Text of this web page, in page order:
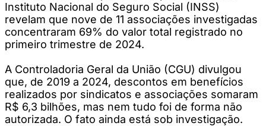
Instituto Nacional do Seguro Social (INSS)
revelam que nove de 11 associações investigadas
concentraram 69% do valor total registrado no
primeiro trimestre de 2024.
A Controladoria Geral da União (CGU) divulgou
que, de 2019 a 2024, descontos em benefícios
realizados por sindicatos e associações somaram
R$ 6,3 bilhões, mas nem tudo foi de forma não
autorizada. O fato ainda está sob investigação.